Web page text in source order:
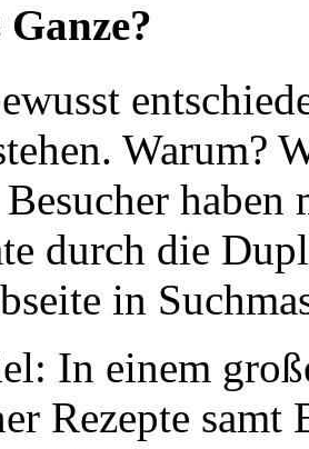
Warum?
durch die
in
In einem
Rezepte